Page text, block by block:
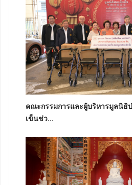
คณะกรรมการและผู้บริหารมูลนิธิ
เข็นช่ว...